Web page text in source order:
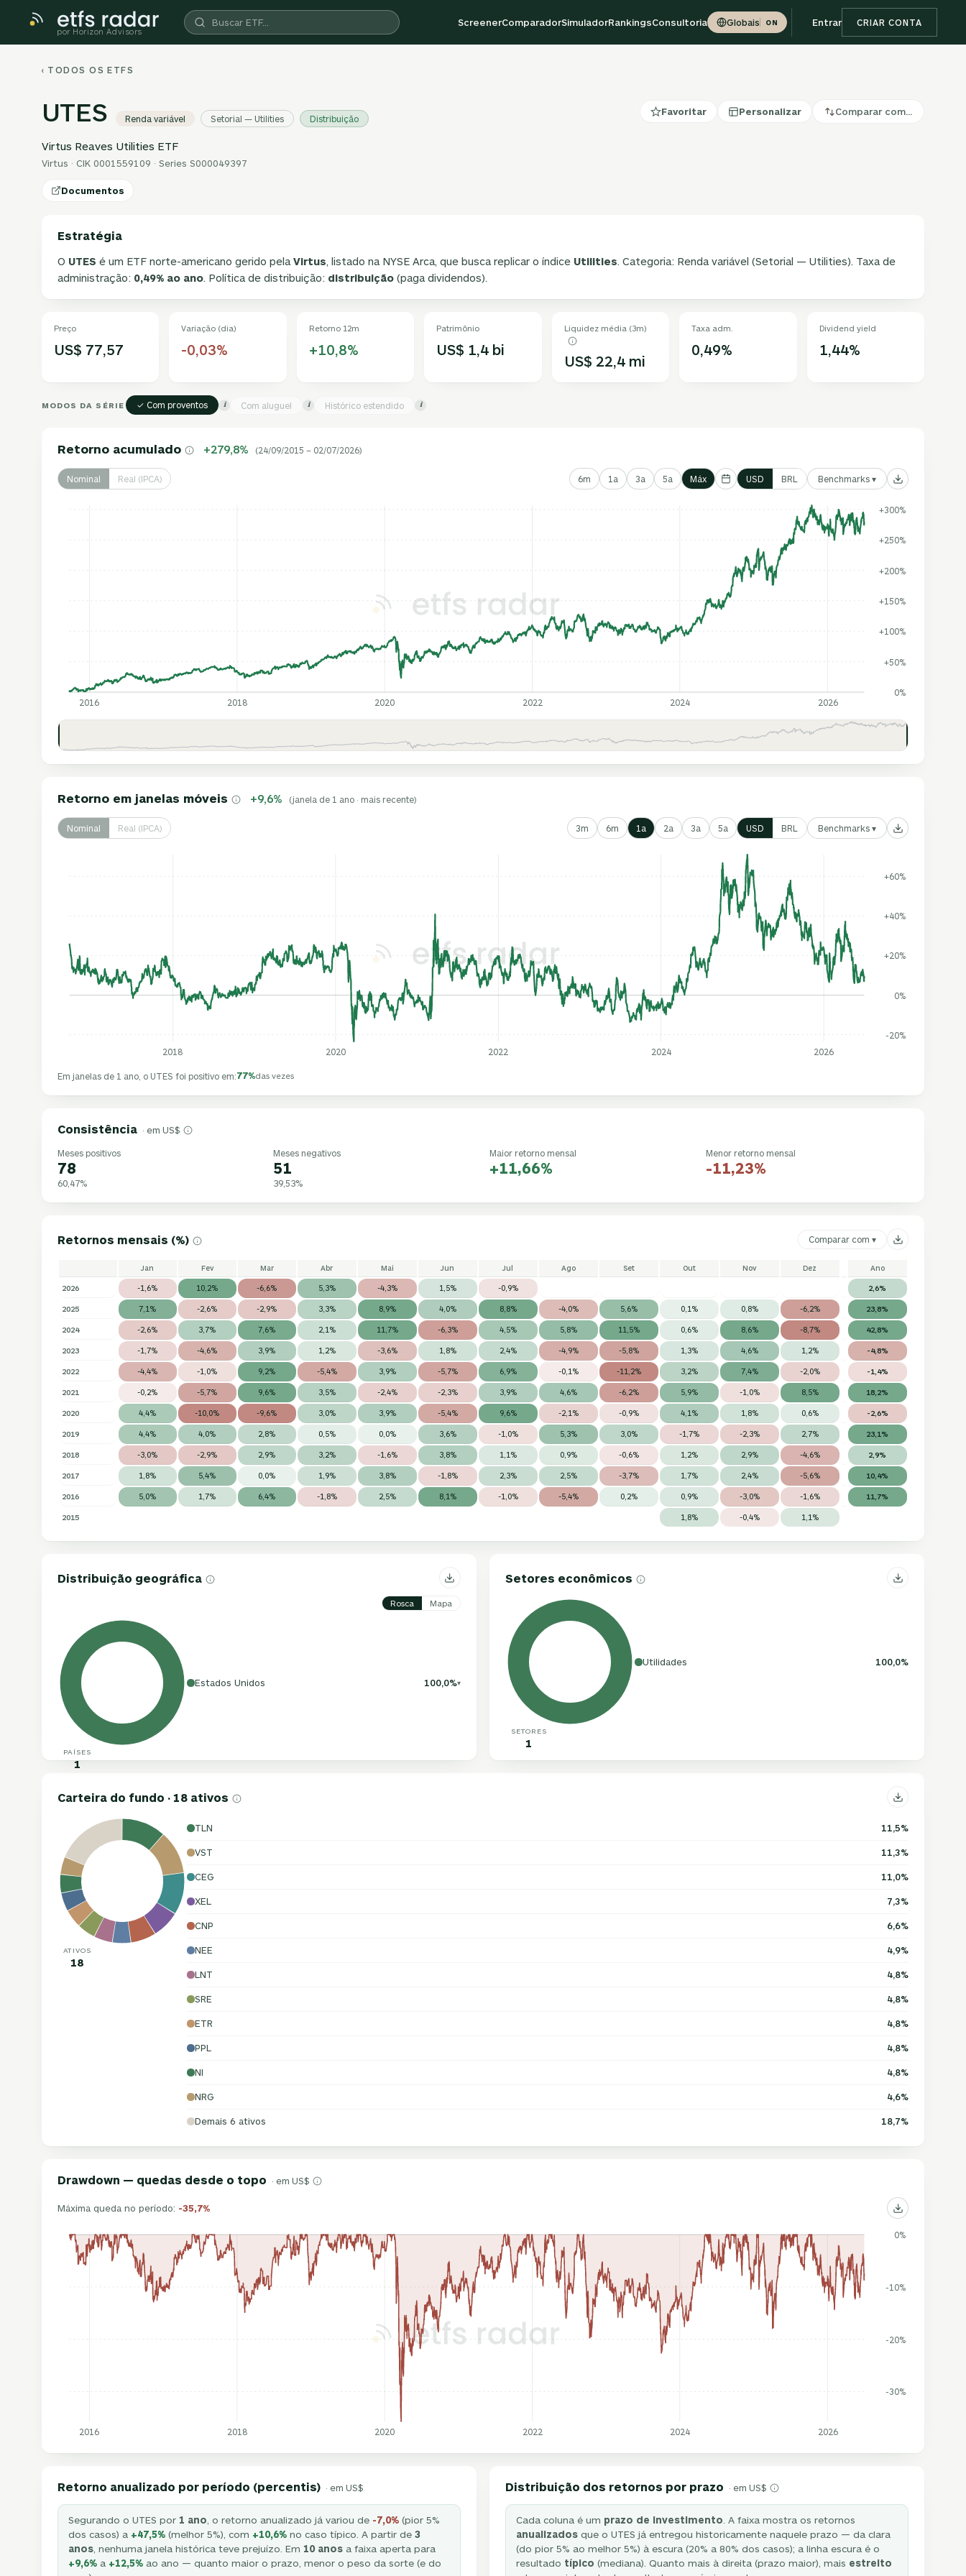
por Horizon Advisors
ScreenerComparadorSimuladorRankingsConsultoria Globais ON Entrar CRIAR CONTA
‹ TODOS OS ETFS
UTES Renda variável Setorial — Utilities Distribuição
Favoritar Personalizar Comparar com…
Virtus Reaves Utilities ETF
Virtus · CIK 0001559109 · Series S000049397
Documentos
Estratégia
O UTES é um ETF norte-americano gerido pela Virtus, listado na NYSE Arca, que busca replicar o índice Utilities. Categoria: Renda variável (Setorial — Utilities). Taxa de
administração: 0,49% ao ano. Política de distribuição: distribuição(paga dividendos).
Preço
US$ 77,57
Variação (dia)
-0,03%
Retorno 12m
+10,8%
Patrimônio
US$ 1,4 bi
Liquidez média (3m)
US$ 22,4 mi
Taxa adm.
0,49%
Dividend yield
1,44%
MODOS DA SÉRIE ✓ Com proventos i Com aluguel i Histórico estendido i
Retorno acumulado +279,8% (24/09/2015 – 02/07/2026)
Nominal Real (IPCA) 6m 1a 3a 5a Máx USD BRL Benchmarks ▾
0%
+50%
+100%
+150%
+200%
+250%
+300%
2016 2018 2020 2022 2024 2026
Retorno em janelas móveis +9,6% (janela de 1 ano · mais recente)
Nominal Real (IPCA) 3m 6m 1a 2a 3a 5a USD BRL Benchmarks ▾
-20%
0%
+20%
+40%
+60%
2018 2020 2022 2024 2026
Em janelas de 1 ano, o UTES foi positivo em:77%das vezes
Consistência · em US$
Meses positivos
78
60,47%
Meses negativos
51
39,53%
Maior retorno mensal
+11,66%
Menor retorno mensal
-11,23%
Retornos mensais (%) Comparar com ▾
Jan Fev Mar Abr Mai Jun Jul Ago Set Out Nov Dez Ano
2026 -1,6% 10,2% -6,6% 5,3% -4,3% 1,5% -0,9% 2,6%
2025 7,1% -2,6% -2,9% 3,3% 8,9% 4,0% 8,8% -4,0% 5,6% 0,1% 0,8% -6,2% 23,8%
2024 -2,6% 3,7% 7,6% 2,1% 11,7% -6,3% 4,5% 5,8% 11,5% 0,6% 8,6% -8,7% 42,8%
2023 -1,7% -4,6% 3,9% 1,2% -3,6% 1,8% 2,4% -4,9% -5,8% 1,3% 4,6% 1,2% -4,8%
2022 -4,4% -1,0% 9,2% -5,4% 3,9% -5,7% 6,9% -0,1% -11,2% 3,2% 7,4% -2,0% -1,4%
2021 -0,2% -5,7% 9,6% 3,5% -2,4% -2,3% 3,9% 4,6% -6,2% 5,9% -1,0% 8,5% 18,2%
2020 4,4% -10,0% -9,6% 3,0% 3,9% -5,4% 9,6% -2,1% -0,9% 4,1% 1,8% 0,6% -2,6%
2019 4,4% 4,0% 2,8% 0,5% 0,0% 3,6% -1,0% 5,3% 3,0% -1,7% -2,3% 2,7% 23,1%
2018 -3,0% -2,9% 2,9% 3,2% -1,6% 3,8% 1,1% 0,9% -0,6% 1,2% 2,9% -4,6% 2,9%
2017 1,8% 5,4% 0,0% 1,9% 3,8% -1,8% 2,3% 2,5% -3,7% 1,7% 2,4% -5,6% 10,4%
2016 5,0% 1,7% 6,4% -1,8% 2,5% 8,1% -1,0% -5,4% 0,2% 0,9% -3,0% -1,6% 11,7%
2015 1,8% -0,4% 1,1%
Distribuição geográfica
Rosca Mapa
PAÍSES
1
Estados Unidos 100,0%▾
Setores econômicos
SETORES
1
Utilidades 100,0%
Carteira do fundo · 18 ativos
ATIVOS
18
TLN 11,5%
VST 11,3%
CEG 11,0%
XEL 7,3%
CNP 6,6%
NEE 4,9%
LNT 4,8%
SRE 4,8%
ETR 4,8%
PPL 4,8%
NI 4,8%
NRG 4,6%
Demais 6 ativos 18,7%
Drawdown — quedas desde o topo · em US$
Máxima queda no período: -35,7%
-30%
-20%
-10%
0%
2016 2018 2020 2022 2024 2026
Retorno anualizado por período (percentis) · em US$
Segurando o UTES por 1 ano , o retorno anualizado já variou de -7,0%(pior 5%
dos casos) a +47,5%(melhor 5%), com +10,6%no caso típico. A partir de 3
anos, nenhuma janela histórica teve prejuízo. Em 10 anosa faixa aperta para
+9,6%a +12,5%ao ano — quanto maior o prazo, menor o peso da sorte (e do
Distribuição dos retornos por prazo · em US$
Cada coluna é um prazo de investimento . A faixa mostra os retornos
anualizadosque o UTES já entregou historicamente naquele prazo — da clara
(do pior 5% ao melhor 5%) à escura (20% a 80% dos casos); a linha escura é o
resultado típico (mediana). Quanto mais à direita (prazo maior), mais estreito